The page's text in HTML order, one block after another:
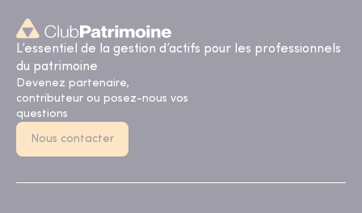
L’essentiel de la gestion d’actifs pour les professionnels
du patrimoine
Devenez partenaire,
contributeur ou posez-nous vos
questions
Nous contacter